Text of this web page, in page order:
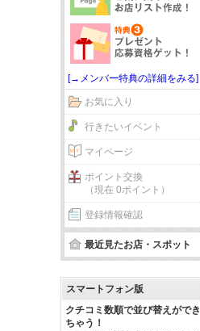
[→メンバー特典の詳細をみる]
お気に入り
行きたいイベント
マイページ
ポイント交換
（現在 0ポイント）
登録情報確認
最近見たお店・スポット
スマートフォン版
クチコミ数順で並び替えができ
ちゃう！